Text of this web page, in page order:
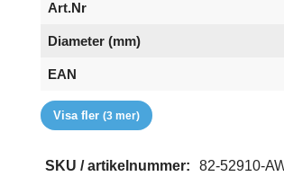
Art.Nr
Diameter (mm)
EAN
Höjd (mm)
RSK
Varumärke
Visa fler(3 mer)
SKU / artikelnummer: 82-52910-